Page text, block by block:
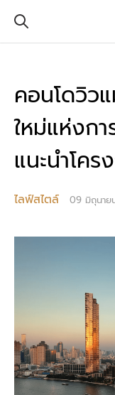
คอนโดวิว
ใหม่แห่งก
แนะนำโค
ไลฟ์สไตล์ 09 มิถุนาย